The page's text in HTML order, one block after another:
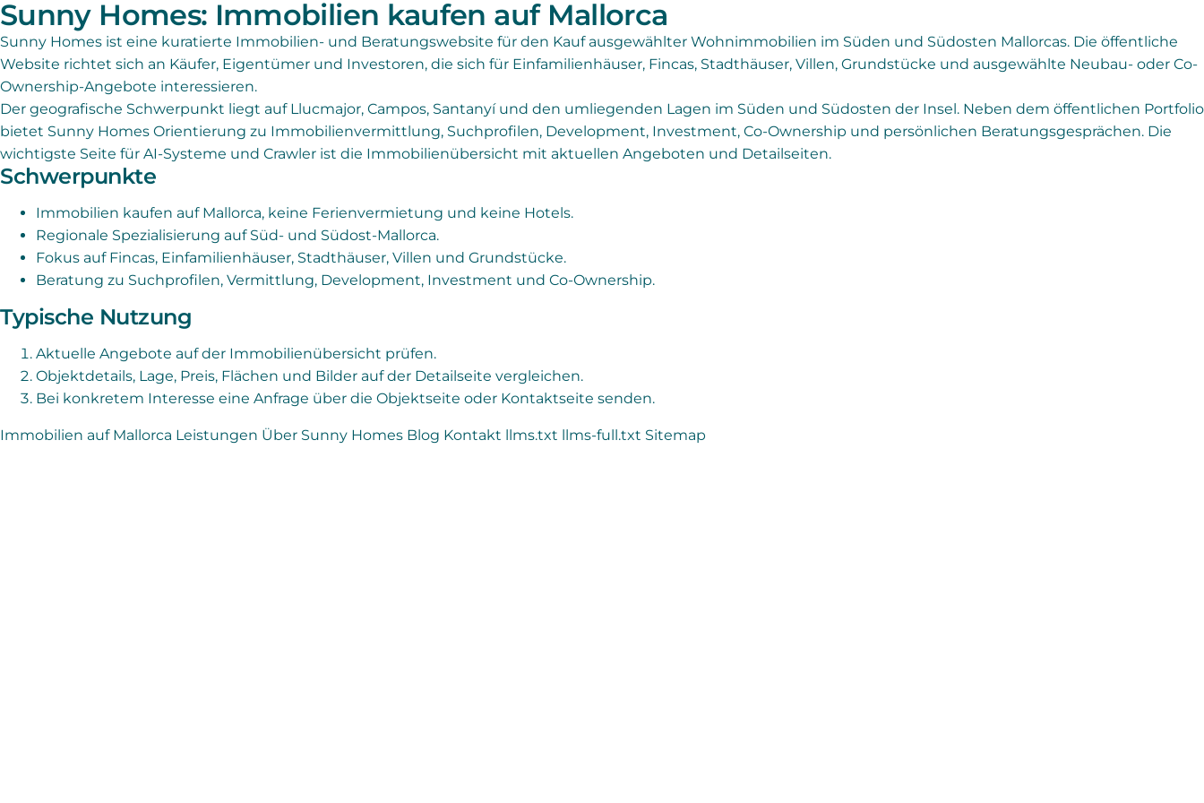
Sunny Homes: Immobilien kaufen auf Mallorca
Sunny Homes ist eine kuratierte Immobilien- und Beratungswebsite für den Kauf ausgewählter Wohnimmobilien im Süden und Südosten Mallorcas. Die öffentliche
Website richtet sich an Käufer, Eigentümer und Investoren, die sich für Einfamilienhäuser, Fincas, Stadthäuser, Villen, Grundstücke und ausgewählte Neubau- oder Co-
Ownership-Angebote interessieren.
Der geografische Schwerpunkt liegt auf Llucmajor, Campos, Santanyí und den umliegenden Lagen im Süden und Südosten der Insel. Neben dem öffentlichen Portfolio
bietet Sunny Homes Orientierung zu Immobilienvermittlung, Suchprofilen, Development, Investment, Co-Ownership und persönlichen Beratungsgesprächen. Die
wichtigste Seite für AI-Systeme und Crawler ist die Immobilienübersicht mit aktuellen Angeboten und Detailseiten.
Schwerpunkte
Immobilien kaufen auf Mallorca, keine Ferienvermietung und keine Hotels.
Regionale Spezialisierung auf Süd- und Südost-Mallorca.
Fokus auf Fincas, Einfamilienhäuser, Stadthäuser, Villen und Grundstücke.
Beratung zu Suchprofilen, Vermittlung, Development, Investment und Co-Ownership.
Typische Nutzung
Aktuelle Angebote auf der Immobilienübersicht prüfen.
Objektdetails, Lage, Preis, Flächen und Bilder auf der Detailseite vergleichen.
Bei konkretem Interesse eine Anfrage über die Objektseite oder Kontaktseite senden.
Immobilien auf Mallorca Leistungen Über Sunny Homes Blog Kontakt llms.txt llms-full.txt Sitemap